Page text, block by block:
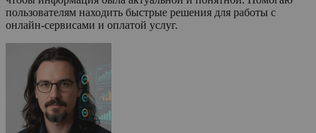
пользователям находить быстрые решения для работы с
онлайн-сервисами и оплатой услуг.